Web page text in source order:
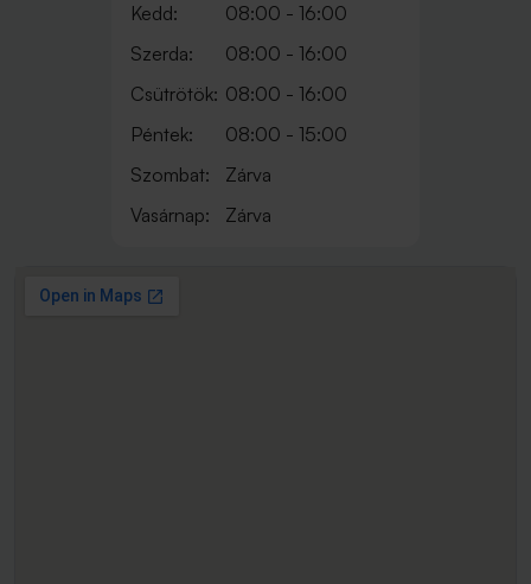
Kedd:
08:00 - 16:00
Szerda:
08:00 - 16:00
Csütrötök: 08:00 - 16:00
Péntek:
08:00 - 15:00
Szombat:
Zárva
Vasárnap:
Zárva